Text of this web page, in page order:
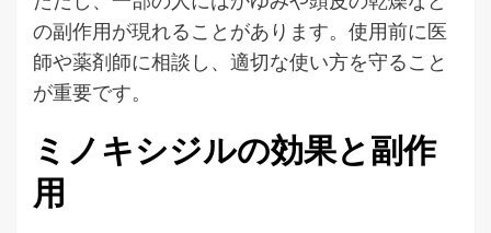
の副作用が現れることがあります。使用前に医
師や薬剤師に相談し、適切な使い方を守ること
が重要です。
ミノキシジルの効果と副作
用